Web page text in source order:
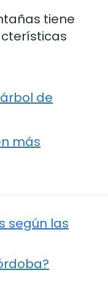
tiene
de
más
según las